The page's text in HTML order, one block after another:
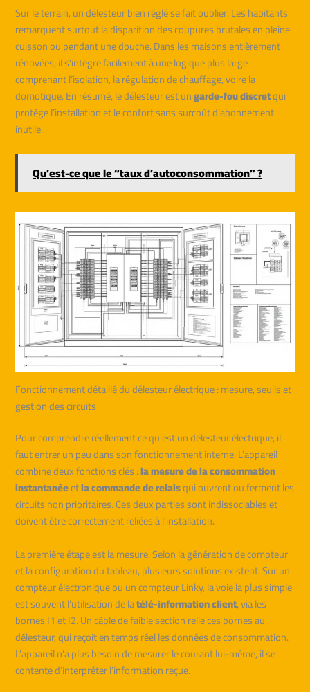
Sur le terrain, un délesteur bien réglé se fait oublier. Les habitants
remarquent surtout la disparition des coupures brutales en pleine
cuisson ou pendant une douche. Dans les maisons entièrement
rénovées, il s’intègre facilement à une logique plus large
comprenant l’isolation, la régulation de chauffage, voire la
domotique. En résumé, le délesteur est ungarde-fou discretqui
protège l’installation et le confort sans surcoût d’abonnement
inutile.
Qu’est-ce que le “taux d’autoconsommation” ?
Fonctionnement détaillé du délesteur électrique : mesure, seuils et
gestion des circuits
Pour comprendre réellement ce qu’est un délesteur électrique, il
faut entrer un peu dans son fonctionnement interne. L’appareil
combine deux fonctions clés :la mesure de la consommation
instantanéeetla commande de relaisqui ouvrent ou ferment les
circuits non prioritaires. Ces deux parties sont indissociables et
doivent être correctement reliées à l’installation.
La première étape est la mesure. Selon la génération de compteur
et la configuration du tableau, plusieurs solutions existent. Sur un
compteur électronique ou un compteur Linky, la voie la plus simple
est souvent l’utilisation de latélé-information client, via les
bornes I1 et I2. Un câble de faible section relie ces bornes au
délesteur, qui reçoit en temps réel les données de consommation.
L’appareil n’a plus besoin de mesurer le courant lui-même, il se
contente d’interpréter l’information reçue.